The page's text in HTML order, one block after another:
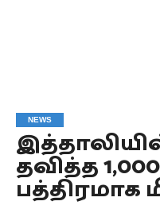
NEWS
தவித்த
பத்திரமாக